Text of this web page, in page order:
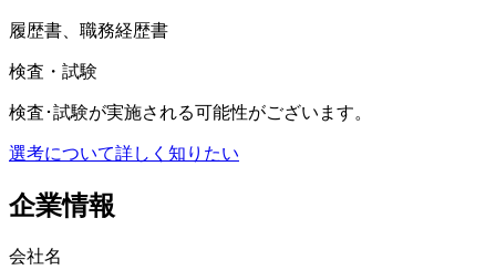
履歴書、職務経歴書
検査・試験
検査･試験が実施される可能性がございます。
選考について詳しく知りたい
企業情報
会社名